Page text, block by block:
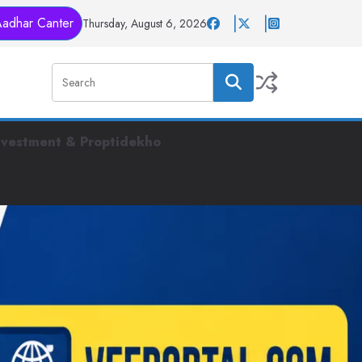
Canter Thursday, August 6, 2026
& Proptidekho